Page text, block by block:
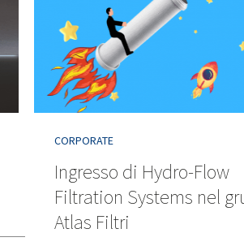
CORPORATE
Ingresso di Hydro-Flow
Filtration Systems nel
Atlas Filtri